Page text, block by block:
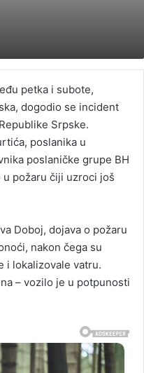
petka i subote,
dogodio se incident
Srpske.
poslanika u
poslaničke grupe BH
u požaru čiji uzroci još
Doboj, dojava o požaru
nakon čega su
i lokalizovale vatru.
– vozilo je u potpunosti